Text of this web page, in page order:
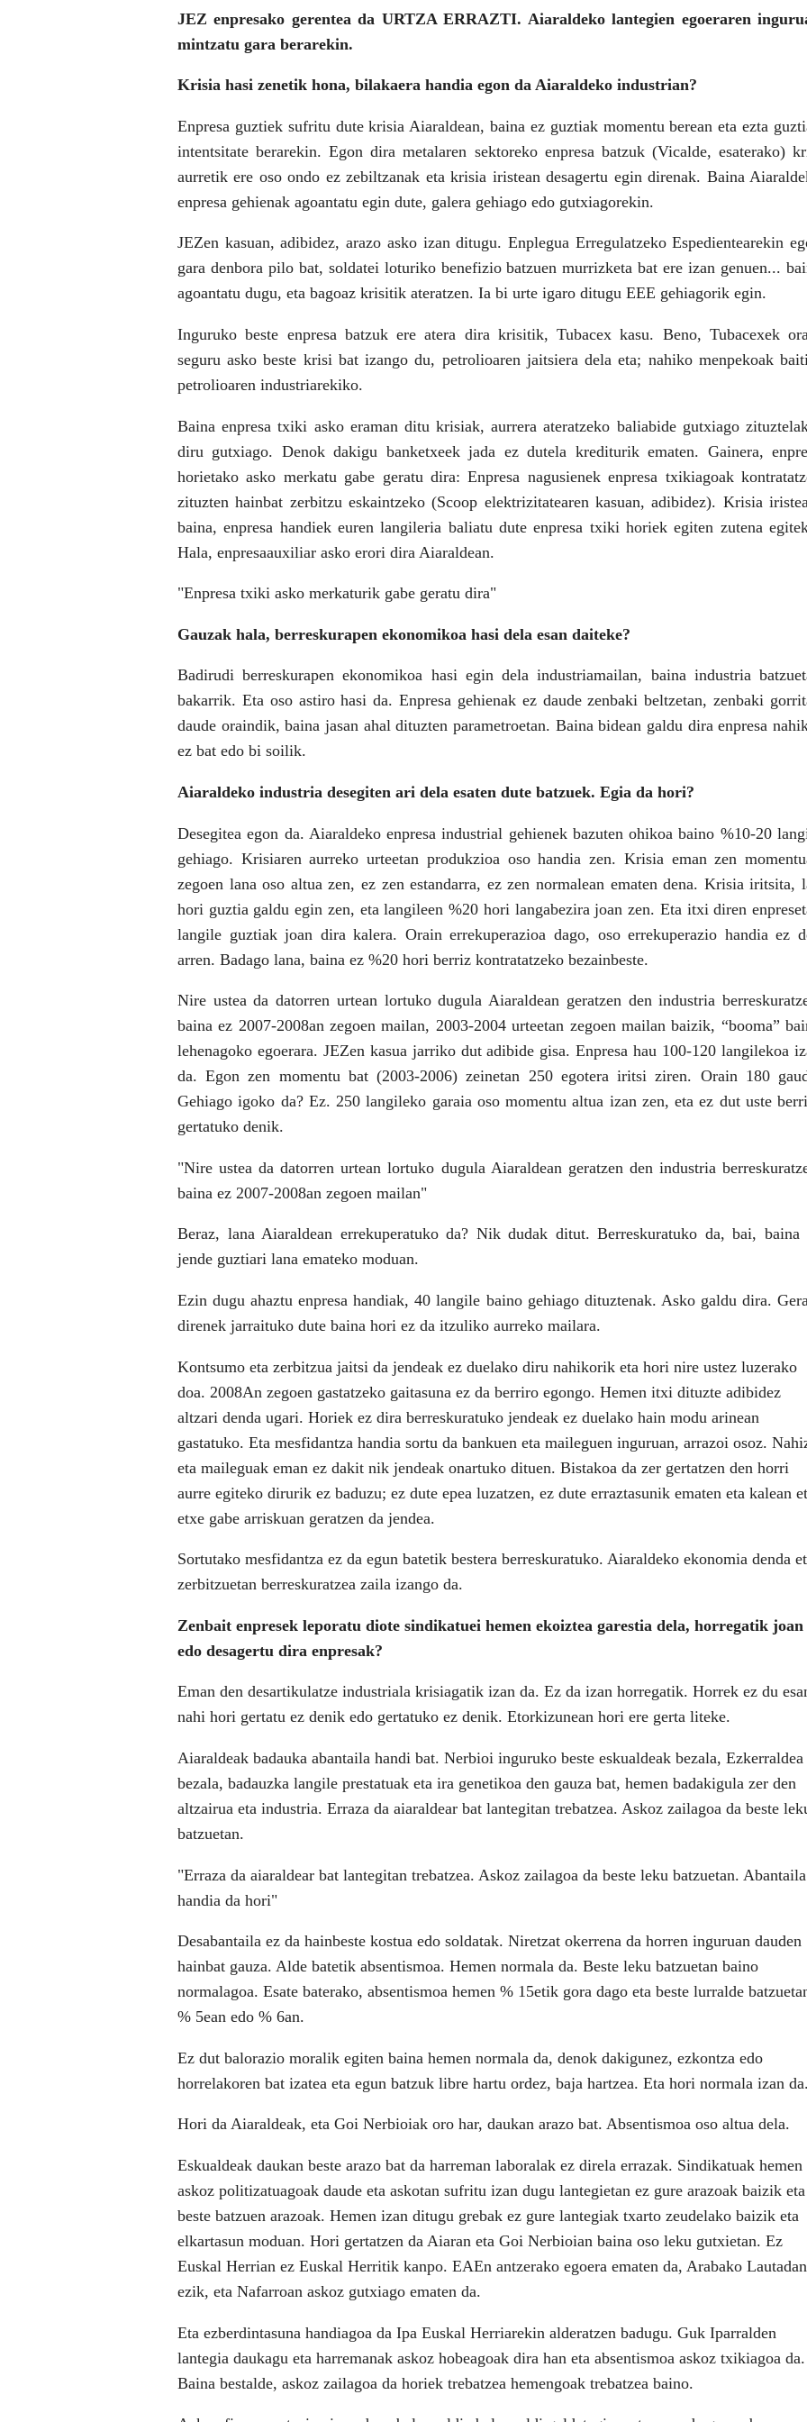
JEZ enpresako gerentea da URTZA ERRAZTI. Aiaraldeko lantegien egoeraren
mintzatu gara berarekin.
Krisia hasi zenetik hona, bilakaera handia egon da Aiaraldeko industrian?
Enpresa guztiek sufritu dute krisia Aiaraldean, baina ez guztiak momentu berean eta ezta
intentsitate berarekin. Egon dira metalaren sektoreko enpresa batzuk (Vicalde, esaterako)
aurretik ere oso ondo ez zebiltzanak eta krisia iristean desagertu egin direnak. Baina
enpresa gehienak agoantatu egin dute, galera gehiago edo gutxiagorekin.
JEZ­en kasuan, adibidez, arazo asko izan ditugu. Enplegua Erregulatzeko Espedientearekin
gara denbora pilo bat, soldatei loturiko benefizio batzuen murrizketa bat ere izan genuen...
agoantatu dugu, eta bagoaz krisitik ateratzen. Ia bi urte igaro ditugu EEE gehiagorik egin.
Inguruko beste enpresa batzuk ere atera dira krisitik, Tubacex kasu. Beno, Tubacexek
seguru asko beste krisi bat izango du, petrolioaren jaitsiera dela eta; nahiko menpekoak
petrolioaren industriarekiko.
Baina enpresa txiki asko eraman ditu krisiak, aurrera ateratzeko baliabide gutxiago
diru gutxiago. Denok dakigu banketxeek jada ez dutela krediturik ematen. Gainera,
horietako asko merkatu gabe geratu dira: Enpresa nagusienek enpresa txikiagoak
zituzten hainbat zerbitzu eskaintzeko (Scoop elektrizitatearen kasuan, adibidez). Krisia
baina, enpresa handiek euren langileria baliatu dute enpresa txiki horiek egiten zutena
Hala, enpresa­auxiliar asko erori dira Aiaraldean.
"Enpresa txiki asko merkaturik gabe geratu dira"
Gauzak hala, berreskurapen ekonomikoa hasi dela esan daiteke?
Badirudi berreskurapen ekonomikoa hasi egin dela industria­mailan, baina industria
bakarrik. Eta oso astiro hasi da. Enpresa gehienak ez daude zenbaki beltzetan, zenbaki
daude oraindik, baina jasan ahal dituzten parametroetan. Baina bidean galdu dira enpresa
ez bat edo bi soilik.
Aiaraldeko industria desegiten ari dela esaten dute batzuek. Egia da hori?
Desegitea egon da. Aiaraldeko enpresa industrial gehienek bazuten ohikoa baino %10-­20
gehiago. Krisiaren aurreko urteetan produkzioa oso handia zen. Krisia eman zen
zegoen lana oso altua zen, ez zen estandarra, ez zen normalean ematen dena. Krisia iritsita,
hori guztia galdu egin zen, eta langileen %20 hori langabezira joan zen. Eta itxi diren
langile guztiak joan dira kalera. Orain errekuperazioa dago, oso errekuperazio handia ez
arren. Badago lana, baina ez %20 hori berriz kontratatzeko bezainbeste.
Nire ustea da datorren urtean lortuko dugula Aiaraldean geratzen den industria
baina ez 2007-­2008an zegoen mailan, 2003-­2004 urteetan zegoen mailan baizik, “boom­a”
lehenagoko egoerara. JEZ­en kasua jarriko dut adibide gisa. Enpresa hau 100-­120 langilekoa
da. Egon zen momentu bat (2003­-2006) zeinetan 250 egotera iritsi ziren. Orain 180
Gehiago igoko da? Ez. 250 langileko garaia oso momentu altua izan zen, eta ez dut uste
gertatuko denik.
"Nire ustea da datorren urtean lortuko dugula Aiaraldean geratzen den industria
baina ez 2007-­2008an zegoen mailan"
Beraz, lana Aiaraldean errekuperatuko da? Nik dudak ditut. Berreskuratuko da, bai, baina
jende guztiari lana emateko moduan.
Ezin dugu ahaztu enpresa handiak, 40 langile baino gehiago dituztenak. Asko galdu dira.
direnek jarraituko dute baina hori ez da itzuliko aurreko mailara.
Kontsumo eta zerbitzua jaitsi da jendeak ez duelako diru nahikorik eta hori nire ustez luzerako
doa. 2008An zegoen gastatzeko gaitasuna ez da berriro egongo. Hemen itxi dituzte adibidez
altzari denda ugari. Horiek ez dira berreskuratuko jendeak ez duelako hain modu arinean
gastatuko. Eta mesfidantza handia sortu da bankuen eta maileguen inguruan, arrazoi osoz.
eta maileguak eman ez dakit nik jendeak onartuko dituen. Bistakoa da zer gertatzen den horri
aurre egiteko dirurik ez baduzu; ez dute epea luzatzen, ez dute erraztasunik ematen eta kalean
etxe gabe arriskuan geratzen da jendea.
Sortutako mesfidantza ez da egun batetik bestera berreskuratuko. Aiaraldeko ekonomia denda
zerbitzuetan berreskuratzea zaila izango da.
Zenbait enpresek leporatu diote sindikatuei hemen ekoiztea garestia dela, horregatik joan
edo desagertu dira enpresak?
Eman den desartikulatze industriala krisiagatik izan da. Ez da izan horregatik. Horrek ez du
nahi hori gertatu ez denik edo gertatuko ez denik. Etorkizunean hori ere gerta liteke.
Aiaraldeak badauka abantaila handi bat. Nerbioi inguruko beste eskualdeak bezala, Ezkerraldea
bezala, badauzka langile prestatuak eta ira genetikoa den gauza bat, hemen badakigula zer den
altzairua eta industria. Erraza da aiaraldear bat lantegitan trebatzea. Askoz zailagoa da beste
batzuetan.
"Erraza da aiaraldear bat lantegitan trebatzea. Askoz zailagoa da beste leku batzuetan. Abantaila
handia da hori"
Desabantaila ez da hainbeste kostua edo soldatak. Niretzat okerrena da horren inguruan dauden
hainbat gauza. Alde batetik absentismoa. Hemen normala da. Beste leku batzuetan baino
normalagoa. Esate baterako, absentismoa hemen % 15etik gora dago eta beste lurralde
% 5ean edo % 6an.
Ez dut balorazio moralik egiten baina hemen normala da, denok dakigunez, ezkontza edo
horrelakoren bat izatea eta egun batzuk libre hartu ordez, baja hartzea. Eta hori normala izan da.
Hori da Aiaraldeak, eta Goi Nerbioiak oro har, daukan arazo bat. Absentismoa oso altua dela.
Eskualdeak daukan beste arazo bat da harreman laboralak ez direla errazak. Sindikatuak hemen
askoz politizatuagoak daude eta askotan sufritu izan dugu lantegietan ez gure arazoak baizik eta
beste batzuen arazoak. Hemen izan ditugu grebak ez gure lantegiak txarto zeudelako baizik eta
elkartasun moduan. Hori gertatzen da Aiaran eta Goi Nerbioian baina oso leku gutxietan. Ez
Euskal Herrian ez Euskal Herritik kanpo. EAEn antzerako egoera ematen da, Arabako Lautadan
ezik, eta Nafarroan askoz gutxiago ematen da.
Eta ezberdintasuna handiagoa da Ipa Euskal Herriarekin alderatzen badugu. Guk Iparralden
lantegia daukagu eta harremanak askoz hobeagoak dira han eta absentismoa askoz txikiagoa da.
Baina bestalde, askoz zailagoa da horiek trebatzea hemengoak trebatzea baino.